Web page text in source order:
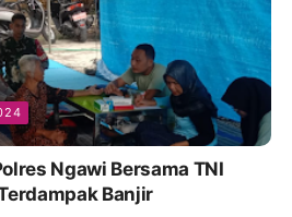
Ngawi Bersama TNI
Banjir